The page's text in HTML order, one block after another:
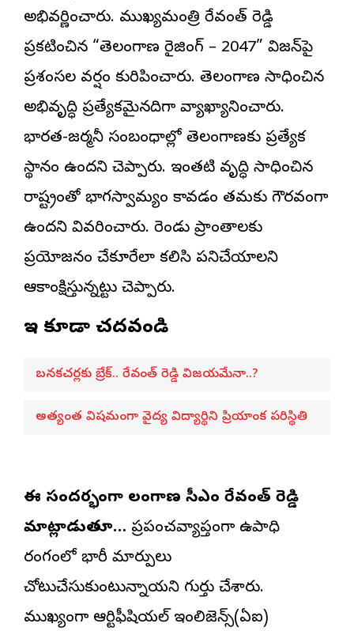
అభివర్ణించారు. ముఖ్యమంత్రి రేవంత్ రెడ్డి
ప్రకటించిన “తెలంగాణ రైజింగ్ – 2047” విజన్‌పై
ప్రశంసల వర్షం కురిపించారు. తెలంగాణ సాధించిన
అభివృద్ధి ప్రత్యేకమైనదిగా వ్యాఖ్యానించారు.
భారత-జర్మనీ సంబంధాల్లో తెలంగాణకు ప్రత్యేక
స్థానం ఉందని చెప్పారు. ఇంతటి వృద్ధి సాధించిన
రాష్ట్రంతో భాగస్వామ్యం కావడం తమకు గౌరవంగా
ఉందని వివరించారు. రెండు ప్రాంతాలకు
ప్రయోజనం చేకూరేలా కలిసి పనిచేయాలని
ఆకాంక్షిస్తున్నట్టు చెప్పారు.
ఇవి కూడా చదవండి
బనకచర్లకు బ్రేక్.. రేవంత్ రెడ్డి విజయమేనా..?
అత్యంత విషమంగా వైద్య విద్యార్థిని ప్రియాంక పరిస్థితి
ఈ సందర్భంగా తెలంగాణ సీఎం రేవంత్ రెడ్డి
మాట్లాడుతూ… ప్రపంచవ్యాప్తంగా ఉపాధి
రంగంలో భారీ మార్పులు
చోటుచేసుకుంటున్నాయని గుర్తు చేశారు.
ముఖ్యంగా ఆర్టిఫీషియల్ ఇంటెలిజెన్స్(ఏఐ)